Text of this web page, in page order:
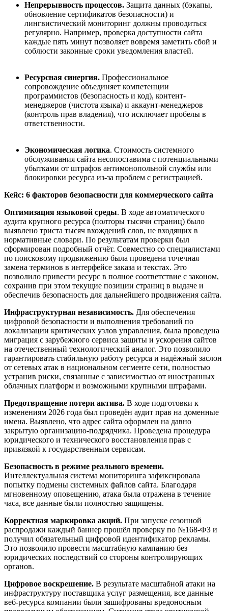
Непрерывность процессов. Защита данных (бэкапы,
обновление сертификатов безопасности) и
лингвистический мониторинг должны проводиться
регулярно. Например, проверка доступности сайта
каждые пять минут позволяет вовремя заметить сбой и
соблюсти законные сроки уведомления властей.
Ресурсная синергия. Профессиональное
сопровождение объединяет компетенции
программистов (безопасность и код), контент-
менеджеров (чистота языка) и аккаунт-менеджеров
(контроль прав владения), что исключает пробелы в
ответственности.
Экономическая логика. Стоимость системного
обслуживания сайта несопоставима с потенциальными
убытками от штрафов антимонопольной службы или
блокировки ресурса из-за проблем с регистрацией.
Кейс: 6 факторов безопасности для коммерческого сайта
Оптимизация языковой среды. В ходе автоматического
аудита крупного ресурса (полторы тысячи страниц) было
выявлено триста тысяч вхождений слов, не входящих в
нормативные словари. По результатам проверки был
сформирован подробный отчёт. Совместно со специалистами
по поисковому продвижению была проведена точечная
замена терминов в интерфейсе заказа и текстах. Это
позволило привести ресурс в полное соответствие с законом,
сохранив при этом текущие позиции страниц в выдаче и
обеспечив безопасность для дальнейшего продвижения сайта.
Инфраструктурная независимость. Для обеспечения
цифровой безопасности и выполнения требований по
локализации критических узлов управления, была проведена
миграция с зарубежного сервиса защиты и ускорения сайтов
на отечественный технологический аналог. Это позволило
гарантировать стабильную работу ресурса и надёжный заслон
от сетевых атак в национальном сегменте сети, полностью
устранив риски, связанные с зависимостью от иностранных
облачных платформ и возможными крупными штрафами.
Предотвращение потери актива. В ходе подготовки к
изменениям 2026 года был проведён аудит прав на доменные
имена. Выявлено, что адрес сайта оформлен на давно
закрытую организацию-подрядчика. Проведена процедура
юридического и технического восстановления прав с
привязкой к государственным сервисам.
Безопасность в режиме реального времени.
Интеллектуальная система мониторинга зафиксировала
попытку подмены системных файлов сайта. Благодаря
мгновенному оповещению, атака была отражена в течение
часа, все данные были полностью защищены.
Корректная маркировка акций. При запуске сезонной
распродажи каждый баннер прошёл проверку по №168-ФЗ и
получил обязательный цифровой идентификатор рекламы.
Это позволило провести масштабную кампанию без
юридических последствий со стороны контролирующих
органов.
Цифровое воскрешение. В результате масштабной атаки на
инфраструктуру поставщика услуг размещения, все данные
веб-ресурса компании были зашифрованы вредоносным